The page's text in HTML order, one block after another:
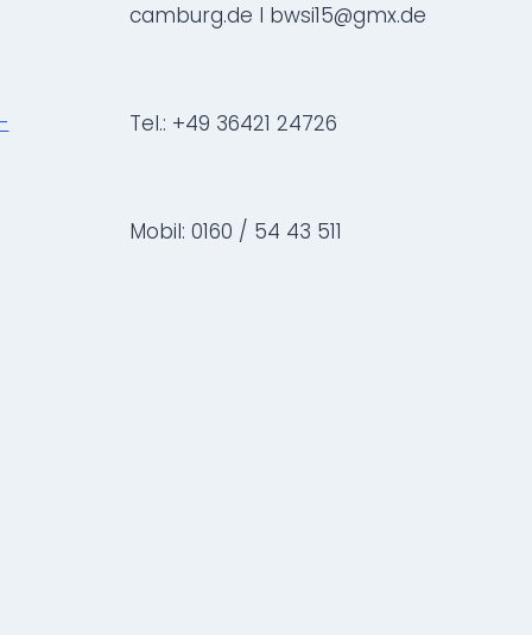
camburg.de I bwsi15@gmx.de
Tel.: +49 36421 24726
Mobil: 0160 / 54 43 511